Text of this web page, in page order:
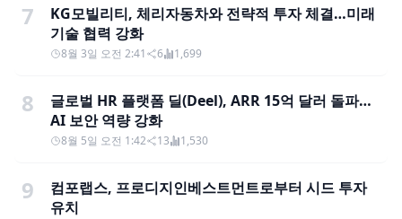
7
KG모빌리티, 체리자동차와 전략적 투자 체결…미래
기술 협력 강화
8월 3일 오전 2:41 6 1,699
8
글로벌 HR 플랫폼 딜(Deel), ARR 15억 달러 돌파…
AI 보안 역량 강화
8월 5일 오전 1:42 13 1,530
9
컴포랩스, 프로디지인베스트먼트로부터 시드 투자
유치